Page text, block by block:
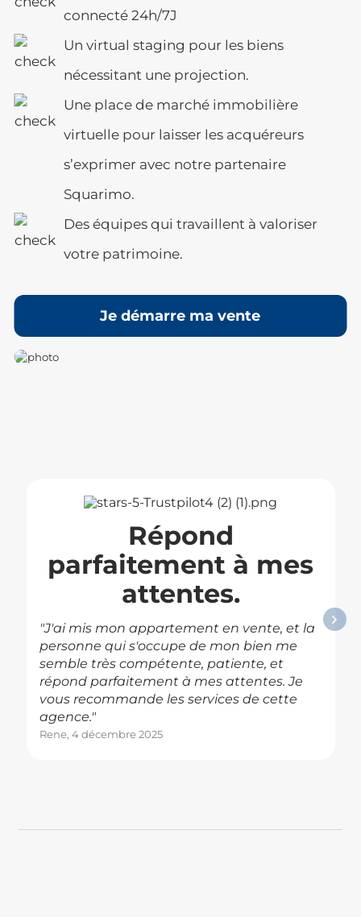
connecté 24h/7J
Un virtual staging pour les biens
nécessitant une projection.
Une place de marché immobilière
virtuelle pour laisser les acquéreurs
s’exprimer avec notre partenaire
Squarimo.
Des équipes qui travaillent à valoriser
votre patrimoine.
Je démarre ma vente
Répond
parfaitement à mes
attentes.
"J'ai mis mon appartement en vente, et la
personne qui s'occupe de mon bien me
semble très compétente, patiente, et
répond parfaitement à mes attentes. Je
vous recommande les services de cette
agence."
Rene, 4 décembre 2025